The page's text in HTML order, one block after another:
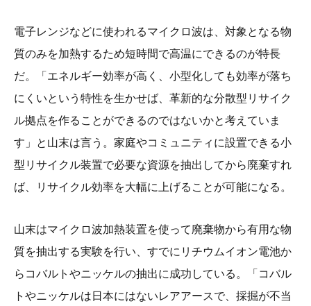
電子レンジなどに使われるマイクロ波は、対象となる物
質のみを加熱するため短時間で高温にできるのが特長
だ。「エネルギー効率が高く、小型化しても効率が落ち
にくいという特性を生かせば、革新的な分散型リサイク
ル拠点を作ることができるのではないかと考えていま
す」と山末は言う。家庭やコミュニティに設置できる小
型リサイクル装置で必要な資源を抽出してから廃棄すれ
ば、リサイクル効率を大幅に上げることが可能になる。
山末はマイクロ波加熱装置を使って廃棄物から有用な物
質を抽出する実験を行い、すでにリチウムイオン電池か
らコバルトやニッケルの抽出に成功している。「コバル
トやニッケルは日本にはないレアアースで、採掘が不当